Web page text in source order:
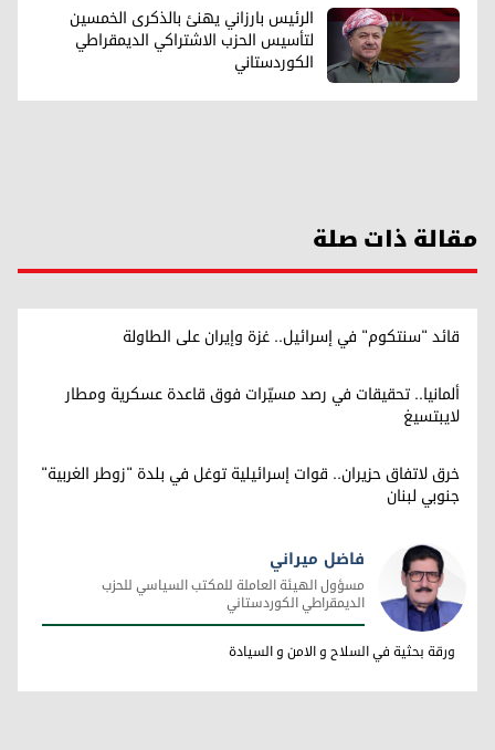
الرئيس بارزاني يهنئ بالذكرى الخمسين
لتأسيس الحزب الاشتراکي الديمقراطي
الكوردستاني
مقالة ذات صلة
قائد "سنتكوم" في إسرائيل.. غزة وإيران على الطاولة
ألمانيا.. تحقيقات في رصد مسيّرات فوق قاعدة عسكرية ومطار
لايبتسيغ
خرق لاتفاق حزيران.. قوات إسرائيلية توغل في بلدة "زوطر الغربية"
جنوبي لبنان
فاضل ميراني
فاضل ميراني
مسؤول الهيئة العاملة للمكتب السياسي للحزب
الديمقراطي الكوردستاني
ورقة بحثية في السلاح و الامن و السيادة